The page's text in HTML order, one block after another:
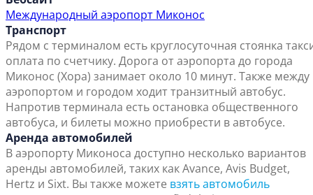
Международный аэропорт Миконос
Транспорт
Рядом с терминалом есть круглосуточная стоянка
оплата по счетчику. Дорога от аэропорта до города
Миконос (Хора) занимает около 10 минут. Также между
аэропортом и городом ходит транзитный автобус.
Напротив терминала есть остановка общественного
автобуса, и билеты можно приобрести в автобусе.
Аренда автомобилей
В аэропорту Миконоса доступно несколько вариантов
аренды автомобилей, таких как Avance, Avis Budget,
Hertz и Sixt. Вы также можете взять автомобиль